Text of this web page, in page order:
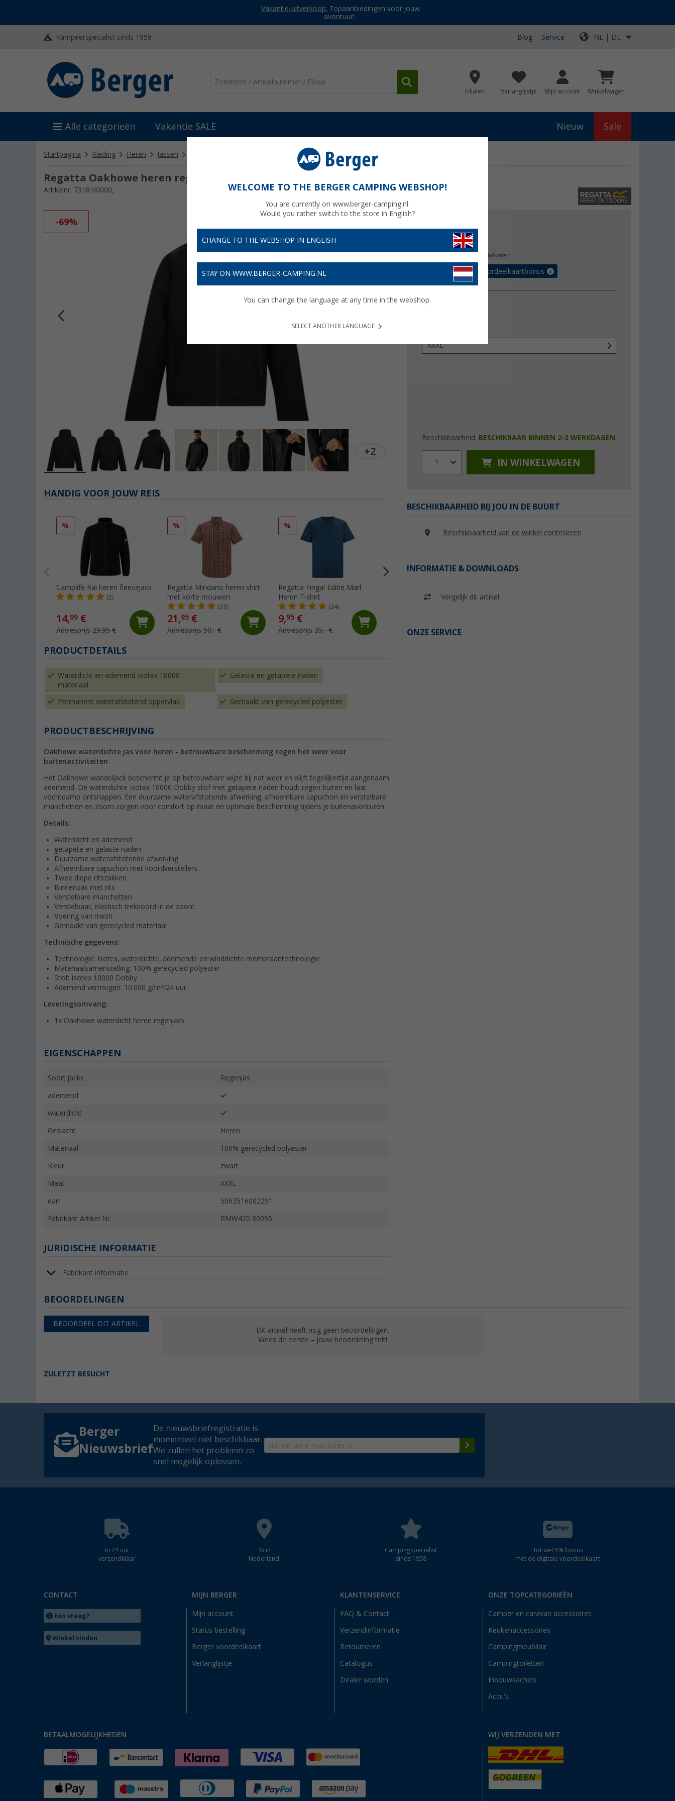
Vakantie-uitverkoop: Topaanbiedingen voor jouw
avontuur!
Kampeerspecialist sinds 1958 Blog Service NL | DE
Filialen Verlanglijstje Mijn account Winkelwagen
Alle categorieën Vakantie SALE Nieuw Sale
Startpagina Kleding Heren Jassen Regatta Oakhowe heren regenjack
Regatta Oakhowe heren regenjack
Artikelnr: 731816XXXL
+2
-69%
€ 39,95
plus verzendkosten
Verzeker tot 5% voordeelkaartbonus
Kleur
XXXL
Beschikbaarheid: BESCHIKBAAR BINNEN 2-3 WERKDAGEN
1 IN WINKELWAGEN
BESCHIKBAARHEID BIJ JOU IN DE BUURT
Beschikbaarheid van de winkel controleren
INFORMATIE & DOWNLOADS
Vergelijk dit artikel
ONZE SERVICE
HANDIG VOOR JOUW REIS
%
Camplife Rai heren fleecejack
(2)
14,99 €
Adviesprijs 29,95 €
%
Regatta Mindano heren shirt
met korte mouwen
(23)
21,95 €
Adviesprijs 50,- €
%
Regatta Fingal Editie Marl
Heren T-shirt
(24)
9,95 €
Adviesprijs 35,- €
functioneel overhemd voor
Adviesprijs 35,- €
PRODUCTDETAILS
Waterdicht en ademend Isotex 10000
materiaal
Gelaste en getapete naden
Permanent waterafstotend oppervlak Gemaakt van gerecycled polyester
PRODUCTBESCHRIJVING
Oakhowe waterdichte jas voor heren - betrouwbare bescherming tegen het weer voor
buitenactiviteiten
Het Oakhowe wandeljack beschermt je op betrouwbare wijze bij nat weer en blijft tegelijkertijd aangenaam
ademend. De waterdichte Isotex 10000 Dobby stof met getapete naden houdt regen buiten en laat
vochtdamp ontsnappen. Een duurzame waterafstotende afwerking, afneembare capuchon en verstelbare
manchetten en zoom zorgen voor comfort op maat en optimale bescherming tijdens je buitenavonturen.
Details:
Waterdicht en ademend
getapete en gelaste naden
Duurzame waterafstotende afwerking
Afneembare capuchon met koordverstellers
Twee diepe ritszakken
Binnenzak met rits
Verstelbare manchetten
Verstelbaar, elastisch trekkoord in de zoom
Voering van mesh
Gemaakt van gerecycled materiaal
Technische gegevens:
Technologie: Isotex, waterdichte, ademende en winddichte membraantechnologie
Materiaalsamenstelling: 100% gerecycled polyester
Stof: Isotex 10000 Dobby
Ademend vermogen: 10.000 g/m²/24 uur
Leveringsomvang:
1x Oakhowe waterdicht heren regenjack
EIGENSCHAPPEN
Soort jacks Regenjas
ademend
waterdicht
Geslacht Heren
Materiaal 100% gerecycled polyester
Kleur zwart
Maat XXXL
ean 5063516002291
Fabrikant Artikel Nr. RMW420 80095
JURIDISCHE INFORMATIE
Fabrikant informatie
BEOORDELINGEN
BEOORDEEL DIT ARTIKEL
Dit artikel heeft nog geen beoordelingen.
Wees de eerste – jouw beoordeling telt!
ZULETZT BESUCHT
Berger
Nieuwsbrief
De nieuwsbriefregistratie is
momenteel niet beschikbaar.
We zullen het probleem zo
snel mogelijk oplossen.
In 24 uur
verzendklaar
3x in
Nederland
Campingspecialist
sinds 1958
Tot wel 5% bonus
met de digitale voordeelkaart
CONTACT
Een vraag?
Winkel vinden
MIJN BERGER
Mijn account
Status bestelling
Berger voordeelkaart
Verlanglijstje
KLANTENSERVICE
FAQ & Contact
Verzendinformatie
Retourneren
Catalogus
Dealer worden
ONZE TOPCATEGORIEËN
Camper en caravan accessoires
Keukenaccessoires
Campingmeubilair
Campingtoiletten
Inbouwkachels
Accu's
BETAALMOGELIJKHEDEN WIJ VERZENDEN MET
WELCOME TO THE BERGER CAMPING WEBSHOP!
You are currently on www.berger-camping.nl.
Would you rather switch to the store in English?
CHANGE TO THE WEBSHOP IN ENGLISH
STAY ON WWW.BERGER-CAMPING.NL
You can change the language at any time in the webshop.
SELECT ANOTHER LANGUAGE